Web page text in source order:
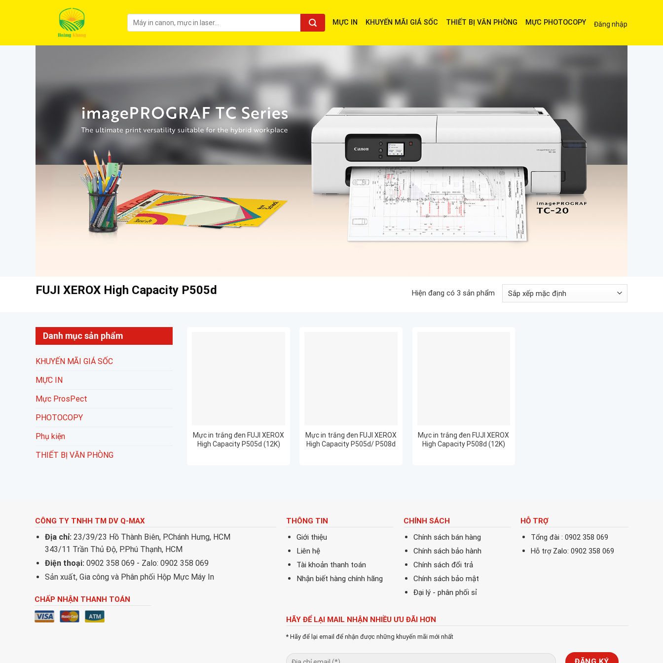
MỰC IN KHUYẾN MÃI GIÁ SỐC THIẾT BỊ VĂN PHÒNG MỰC PHOTOCOPY Đăng nhập
FUJI XEROX High Capacity P505d Hiện đang có 3 sản phẩm
Danh mục sản phẩm
KHUYẾN MÃI GIÁ SỐC
MỰC IN
Mực ProsPect
PHOTOCOPY
Phụ kiện
THIẾT BỊ VĂN PHÒNG
Mực in trắng đen FUJI XEROX
High Capacity P505d (12K)
Mực in trắng đen FUJI XEROX
High Capacity P505d/ P508d
Mực in trắng đen FUJI XEROX
High Capacity P508d (12K)
CÔNG TY TNHH TM DV Q-MAX
Địa chỉ: 23/39/23 Hồ Thành Biên, P.Chánh Hưng, HCM
343/11 Trần Thủ Độ, P.Phú Thạnh, HCM
Điện thoại: 0902 358 069 - Zalo: 0902 358 069
Sản xuất, Gia công và Phân phối Hộp Mực Máy In
CHẤP NHẬN THANH TOÁN
THÔNG TIN
Giới thiệu
Liên hệ
Tài khoản thanh toán
Nhận biết hàng chính hãng
CHÍNH SÁCH
Chính sách bán hàng
Chính sách bảo hành
Chính sách đổi trả
Chính sách bảo mật
Đại lý - phân phối sỉ
HỖ TRỢ
Tổng đài : 0902 358 069
Hỗ trợ Zalo: 0902 358 069
HÃY ĐỂ LẠI MAIL NHẬN NHIỀU ƯU ĐÃI HƠN
* Hãy để lại email để nhận được những khuyến mãi mới nhất